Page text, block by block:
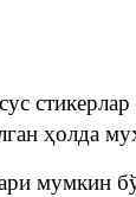
ҳолда
мумкин